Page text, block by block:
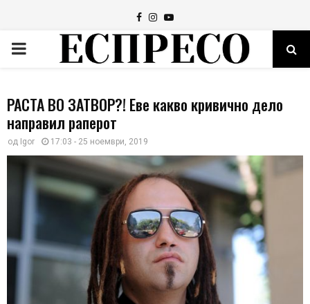
Facebook
Instagram
Youtube
PRIMARY
РАСТА ВО ЗАТВОР?! Еве какво кривично дело
направил раперот
од Igor 17:03 - 25 ноември, 2019